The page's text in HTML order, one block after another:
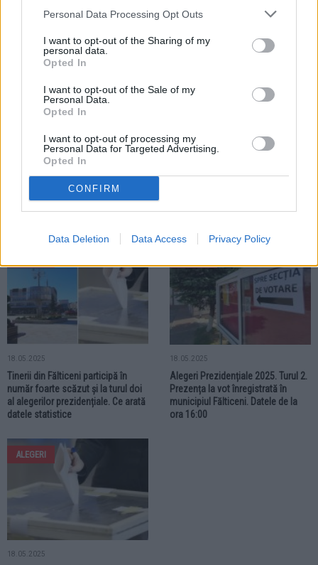
Personal Data Processing Opt Outs
I want to opt-out of the Sharing of my
personal data.
Opted In
I want to opt-out of the Sale of my
Personal Data.
Opted In
I want to opt-out of processing my
Personal Data for Targeted Advertising.
Opted In
CONFIRM
Data Deletion Data Access Privacy Policy
Rezultate finale în Fălticeni. Nicușor
Simion are 48,04%
rezultate ale caselor de sondare.
Nicușor Dan este în fața lui George
Simion
18.05.2025
Alegeri Prezidențiale 2025. Turul 2.
18.05.2025
Tinerii din Fălticeni participă în
număr foarte scăzut și la turul doi
al alegerilor prezidențiale. Ce arată
datele statistice
18.05.2025
Alegeri Prezidențiale 2025. Turul 2.
Prezența la vot înregistrată în
municipiul Fălticeni. Datele de la
ora 16:00
ALEGERI
18.05.2025